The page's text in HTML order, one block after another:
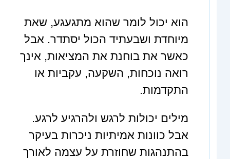
הוא יכול לומר שהוא מתגעגע, שאת
מיוחדת ושבעתיד הכול יסתדר. אבל
כאשר את בוחנת את המציאות, אינך
רואה נוכחות, השקעה, עקביות או
התקדמות.
מילים יכולות לרגש ולהרגיע לרגע.
אבל כוונות אמיתיות ניכרות בעיקר
בהתנהגות שחוזרת על עצמה לאורך